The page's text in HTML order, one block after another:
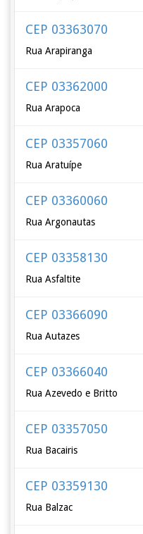
CEP 03363070
Rua Arapiranga
CEP 03362000
Rua Arapoca
CEP 03357060
Rua Aratuípe
CEP 03360060
Rua Argonautas
CEP 03358130
Rua Asfaltite
CEP 03366090
Rua Autazes
CEP 03366040
Rua Azevedo e Britto
CEP 03357050
Rua Bacairis
CEP 03359130
Rua Balzac